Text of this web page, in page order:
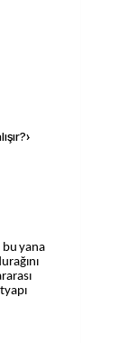
›
bu yana